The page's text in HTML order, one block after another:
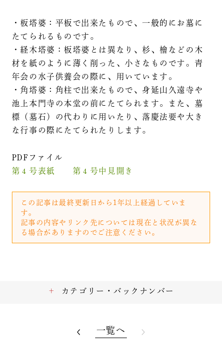
・板塔婆：平板で出来たもので、一般的にお墓に
たてられるものです。
・経木塔婆：板塔婆とは異なり、杉、檜などの木
材を紙のように薄く削った、小さなものです。青
年会の水子供養会の際に、用いています。
・角塔婆：角柱で出来たもので、身延山久遠寺や
池上本門寺の本堂の前にたてられます。また、墓
標（墓石）の代わりに用いたり、落慶法要や大き
な行事の際にたてられたりします。
PDFファイル
第４号表紙
第４号中見開き
この記事は最終更新日から1年以上経過していま
す。
記事の内容やリンク先については現在と状況が異な
る場合がありますのでご注意ください。
カテゴリー・バックナンバー
一覧へ